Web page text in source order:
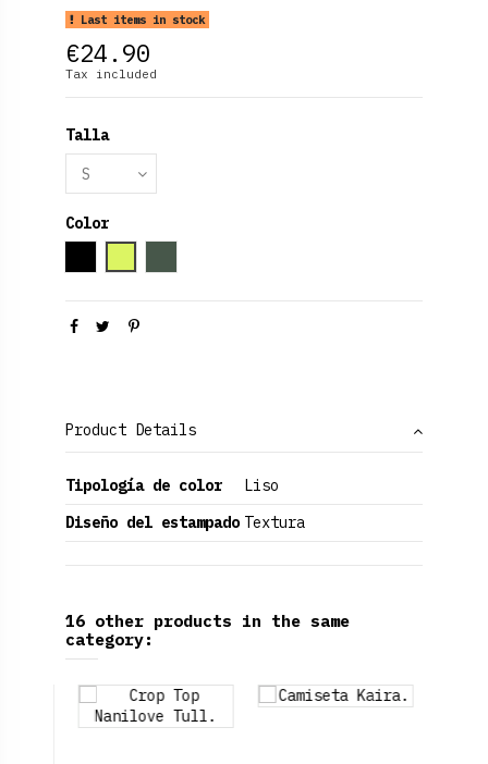
Last items in stock
€24.90
Tax included
Talla
Color
Product Details
Tipología de color
Liso
Diseño del estampado Textura
16 other products in the same
category: